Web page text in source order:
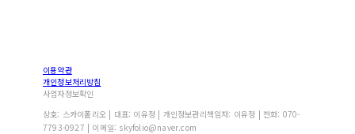
이용약관
개인정보처리방침
사업자정보확인
상호: 스카이폴리오 | 대표: 이유정 | 개인정보관리책임자: 이유정 | 전화: 070-
7793-0927 | 이메일: skyfolio@naver.com